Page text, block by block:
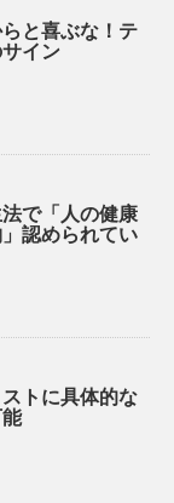
と喜ぶな！テ
イン
で「人の健康
認められてい
トに具体的な